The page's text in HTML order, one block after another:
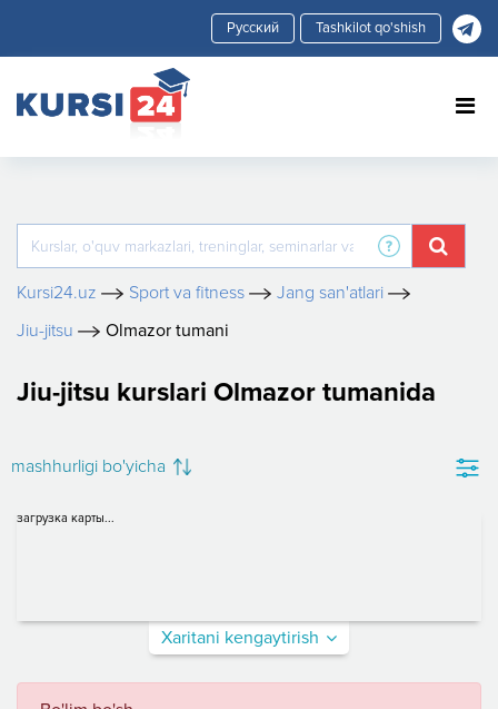
Tashkilot qo'shish
Kursi24.uz Sport va fitness
Jang san'atlari
Jiu-jitsu
Olmazor tumani
Jiu-jitsu kurslari Olmazor tumanida
mashhurligi bo'yicha
загрузка карты...
Xaritani kengaytirish